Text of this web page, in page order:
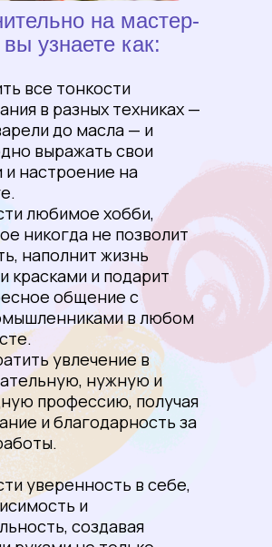
59 лет
школу, но в
не прошла по
мало.
по графике,
От друзей всегда
на мастер-
узнаете как:
все тонкости
в разных техниках —
до масла — и
выражать свои
и настроение на
любимое хобби,
никогда не позволит
наполнит жизнь
красками и подарит
общение с
в любом
увлечение в
нужную и
профессию, получая
и благодарность за
уверенность в себе,
и
создавая